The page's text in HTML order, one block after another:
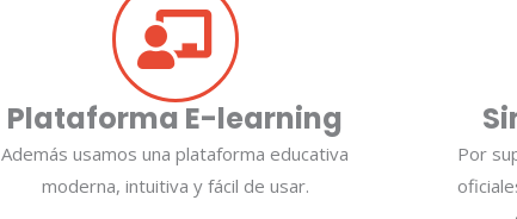
Plataforma E-learning
Además usamos una plataforma educativa
moderna, intuitiva y fácil de usar.
Por